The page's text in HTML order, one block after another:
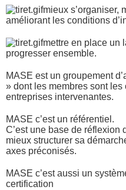
mieux s’organiser,
améliorant les conditions
mettre en place un
progresser ensemble.
MASE est un groupement
» dont les membres sont
entreprises intervenantes.
MASE c’est un référentiel.
C’est une base de réflexion
mieux structurer sa
axes préconisés.
MASE c’est aussi un
certification